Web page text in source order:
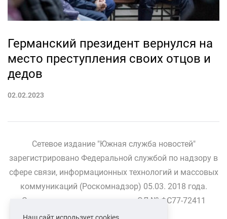
Германский президент вернулся на
место преступления своих отцов и
дедов
02.02.2023
Сетевое издание "Южная служба новостей"
зарегистрировано Федеральной службой по надзору в
сфере связи, информационных технологий и массовых
коммуникаций (Роскомнадзор) 05.03. 2018 года.
Свидетельство о регистрации ЭЛ № ФС77-72411